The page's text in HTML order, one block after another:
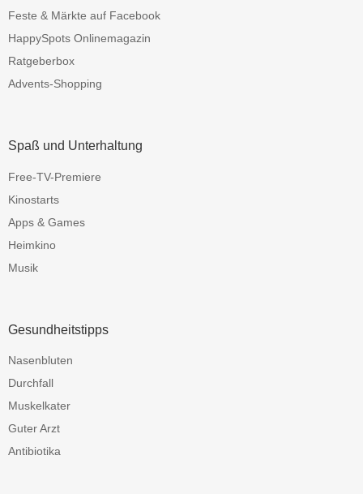
Feste & Märkte auf Facebook
HappySpots Onlinemagazin
Ratgeberbox
Advents-Shopping
Spaß und Unterhaltung
Free-TV-Premiere
Kinostarts
Apps & Games
Heimkino
Musik
Gesundheitstipps
Nasenbluten
Durchfall
Muskelkater
Guter Arzt
Antibiotika